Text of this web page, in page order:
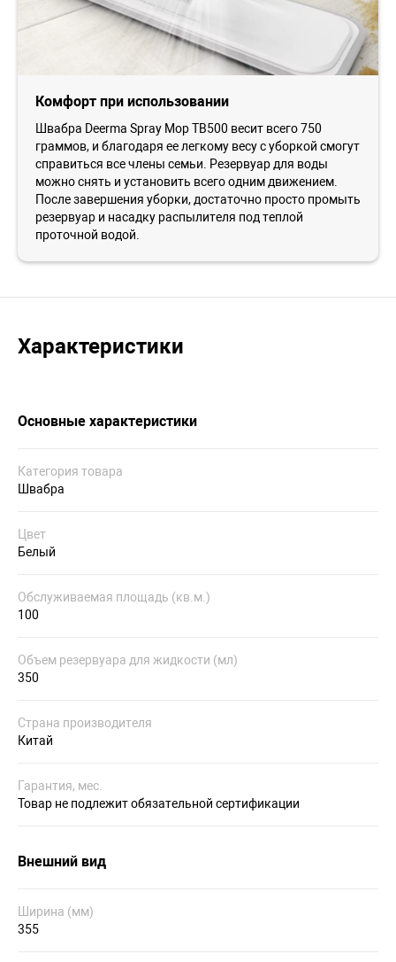
Комфорт при использовании
Швабра Deerma Spray Mop TB500 весит всего 750
граммов, и благодаря ее легкому весу с уборкой смогут
справиться все члены семьи. Резервуар для воды
можно снять и установить всего одним движением.
После завершения уборки, достаточно просто промыть
резервуар и насадку распылителя под теплой
проточной водой.
Характеристики
Основные характеристики
Категория товара
Швабра
Цвет
Белый
Обслуживаемая площадь (кв.м.)
100
Объем резервуара для жидкости (мл)
350
Страна производителя
Китай
Гарантия, мес.
Товар не подлежит обязательной сертификации
Внешний вид
Ширина (мм)
355